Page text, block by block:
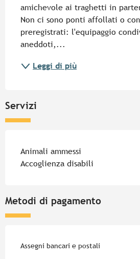
amichevole ai traghetti in
Non ci sono ponti affollati o
preregistrati: l'equipaggio
aneddoti,...
Leggi di più
Servizi
Animali ammessi
Accoglienza disabili
Metodi di pagamento
Assegni bancari e postali